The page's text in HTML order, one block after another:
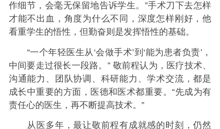
作细节，会毫无保留地告诉学生。”手术刀下去怎样
才能不出血，角度为什么不同，深度怎样刚好，他
看重学生的悟性，但勤奋则是发挥悟性的基础。
“一个年轻医生从‘会做手术’到‘能为患者负责’，
中间要走过很长一段路。” 敬前程认为，医疗技术、
沟通能力、团队协调、科研能力、学术交流，都是
成长中重要的方面，医德和医术都重要。“先成为有
责任心的医生，再不断提高技术。”
从医多年，最让敬前程有成就感的时刻，仍然